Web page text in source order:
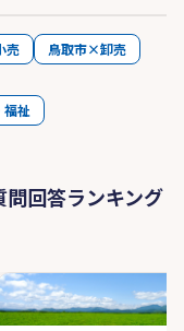
売
鳥取市×卸売
祉
回答ランキング